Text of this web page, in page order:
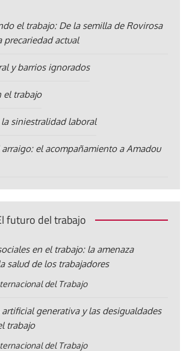
el trabajo: De la semilla de Rovirosa
precariedad actual
y barrios ignorados
el trabajo
siniestralidad laboral
el acompañamiento a Amadou
futuro del trabajo
en el trabajo: la amenaza
salud de los trabajadores
del Trabajo
generativa y las desigualdades
trabajo
del Trabajo